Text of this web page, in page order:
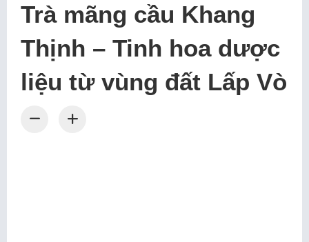
Trà mãng cầu Khang
Thịnh – Tinh hoa dược
liệu từ vùng đất Lấp Vò